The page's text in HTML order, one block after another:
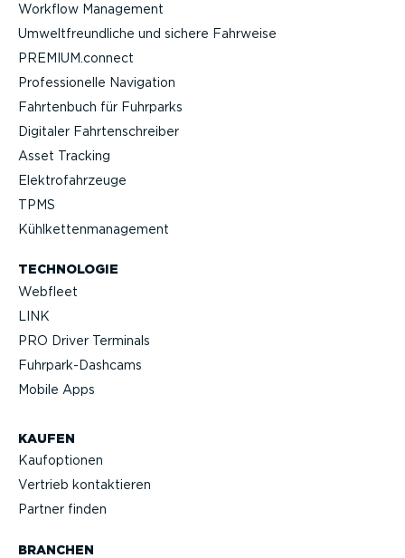
Workflow Management
Umwelt­freund­liche und sichere Fahrweise
PREMIUM.connect
Profes­sio­nelle Navigation
Fahrtenbuch für Fuhrparks
Digitaler Fahrten­schreiber
Asset Tracking
Elektro­fahr­zeuge
TPMS
Kühlket­ten­ma­nagement
TECHNOLOGIE
Webfleet
LINK
PRO Driver Terminals
Fuhrpar­k-Da­shcams
Mobile Apps
KAUFEN
Kaufop­tionen
Vertrieb kontak­tieren
Partner finden
BRANCHEN